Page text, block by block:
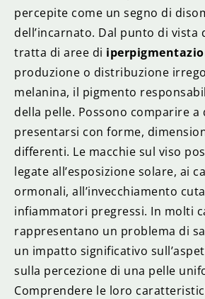
percepite come un segno di
dell’incarnato. Dal punto di vista
tratta di aree di
produzione o distribuzione
melanina, il pigmento
della pelle. Possono comparire a
presentarsi con forme,
differenti. Le macchie sul viso
legate all’esposizione solare, ai
ormonali, all’invecchiamento
infiammatori pregressi. In molti
rappresentano un problema di
un impatto significativo
sulla percezione di una pelle
Comprendere le loro